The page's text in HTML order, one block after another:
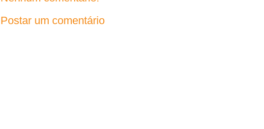
Postar um comentário